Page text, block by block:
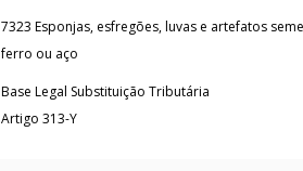
7323 Esponjas, esfregões, luvas e artefatos
ferro ou aço
Base Legal Substituição Tributária
Artigo 313-Y